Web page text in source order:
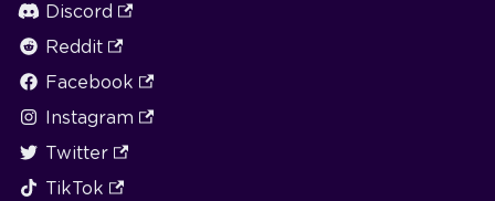
Discord
Reddit
Facebook
Instagram
Twitter
TikTok